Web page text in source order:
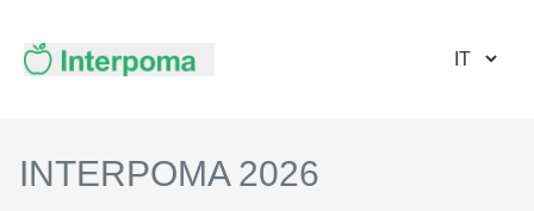
INTERPOMA 2026